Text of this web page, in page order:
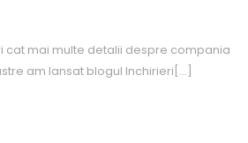
cat mai multe detalii despre compania
am lansat blogul Inchirieri[...]